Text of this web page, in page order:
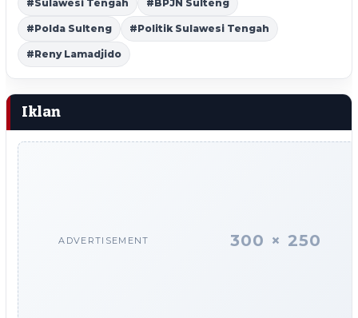
#Sulawesi Tengah #BPJN Sulteng
#Polda Sulteng #Politik Sulawesi Tengah
#Reny Lamadjido
Iklan
ADVERTISEMENT 300 × 250